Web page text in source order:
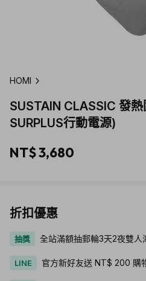
HOMI
SUSTAIN CLASSIC 發
SURPLUS行動電源)
NT$ 3,680
折扣優惠
抽獎 全站滿額抽郵輪3天2夜雙人
LINE 官方新好友送 NT$ 200 購